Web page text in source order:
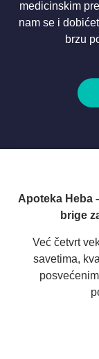
medicinskim
nam se i
brzu
Apoteka Heba
brige
Već četvrt
savetima,